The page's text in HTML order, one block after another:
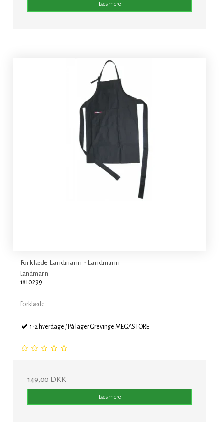
Læs mere
Forklæde Landmann - Landmann
Landmann
1810299
Forklæde
1-2 hverdage / På lager Grevinge MEGASTORE
149,00 DKK
Læs mere